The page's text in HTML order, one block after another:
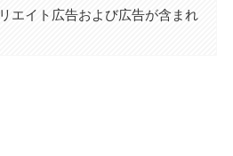
エイト広告および広告が含まれ